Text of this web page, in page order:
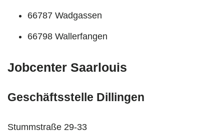
66787 Wadgassen
66798 Wallerfangen
Jobcenter Saarlouis
Geschäftsstelle Dillingen
Stummstraße 29-33